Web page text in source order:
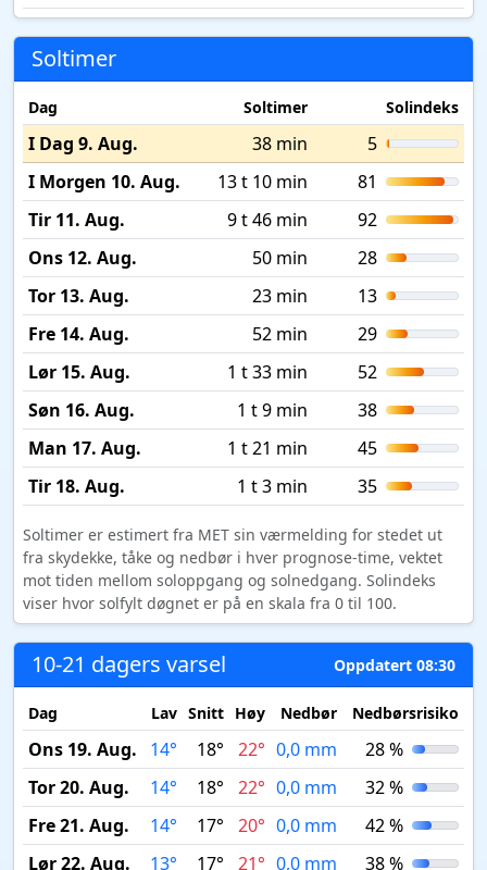
Soltimer
Dag Soltimer Solindeks
I Dag 9. Aug. 38 min
5
I Morgen 10. Aug.
13 t 10 min
81
Tir 11. Aug.
9 t 46 min
92
Ons 12. Aug.
50 min
28
Tor 13. Aug.
23 min
13
Fre 14. Aug.
52 min
29
Lør 15. Aug.
1 t 33 min
52
Søn 16. Aug.
1 t 9 min
38
Man 17. Aug.
1 t 21 min
45
Tir 18. Aug.
1 t 3 min 35
Soltimer er estimert fra MET sin værmelding for stedet ut
fra skydekke, tåke og nedbør i hver prognose-time, vektet
mot tiden mellom soloppgang og solnedgang. Solindeks
viser hvor solfylt døgnet er på en skala fra 0 til 100.
10-21 dagers varsel Oppdatert 08:30
Dag Lav Snitt Høy Nedbør Nedbørsrisiko
Ons 19. Aug. 14° 18° 22° 0,0 mm
28 %
Tor 20. Aug.
14° 18° 22° 0,0 mm
32 %
Fre 21. Aug.
14° 17° 20° 0,0 mm
42 %
Lør 22. Aug.
13° 17° 21° 0,0 mm 38 %